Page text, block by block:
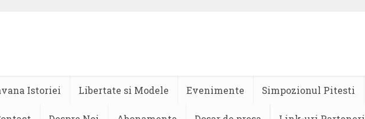
Istoriei Libertate si Modele Evenimente Simpozionul Pitesti